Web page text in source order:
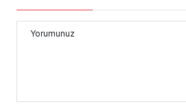
Yorumunuz